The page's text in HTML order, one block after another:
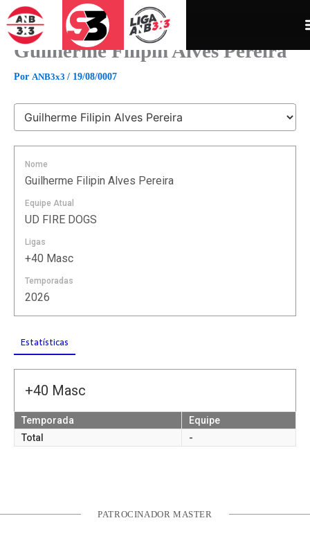
para
conteúdo
Guilherme Filipin Alves Pereira
Por ANB3x3 / 19/08/0007
Nome
Guilherme Filipin Alves Pereira
Equipe Atual
UD FIRE DOGS
Ligas
+40 Masc
Temporadas
2026
Estatísticas
+40 Masc
Temporada
Equipe
Total
-
PATROCINADOR MASTER